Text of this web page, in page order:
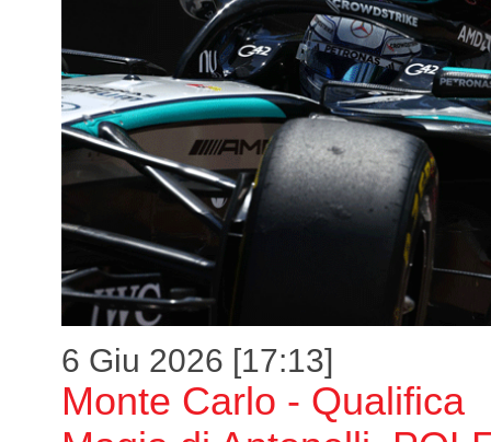
6 Giu 2026 [17:13]
Monte Carlo - Qualifica